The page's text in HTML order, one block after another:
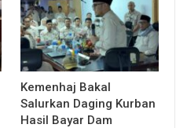
Kemenhaj Bakal
Salurkan Daging Kurban
Hasil Bayar Dam